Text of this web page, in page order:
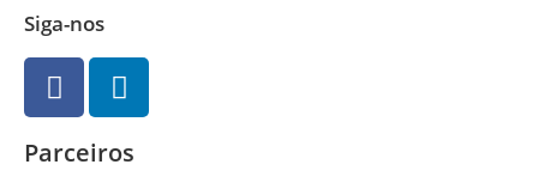
Siga-nos
Parceiros